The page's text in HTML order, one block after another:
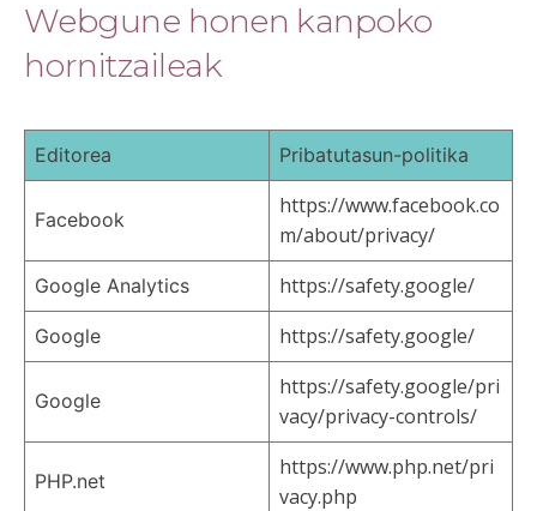
Webgune honen kanpoko
hornitzaileak
Editorea Pribatutasun-politika
Facebook
https://www.facebook.co
m/about/privacy/
Google Analytics https://safety.google/
Google https://safety.google/
Google
https://safety.google/pri
vacy/privacy-controls/
PHP.net
https://www.php.net/pri
vacy.php